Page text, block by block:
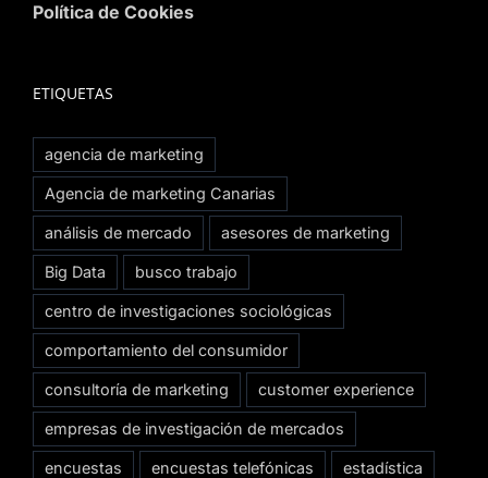
Política de Cookies
ETIQUETAS
agencia de marketing
Agencia de marketing Canarias
análisis de mercado asesores de marketing
Big Data busco trabajo
centro de investigaciones sociológicas
comportamiento del consumidor
consultoría de marketing customer experience
empresas de investigación de mercados
encuestas encuestas telefónicas estadística